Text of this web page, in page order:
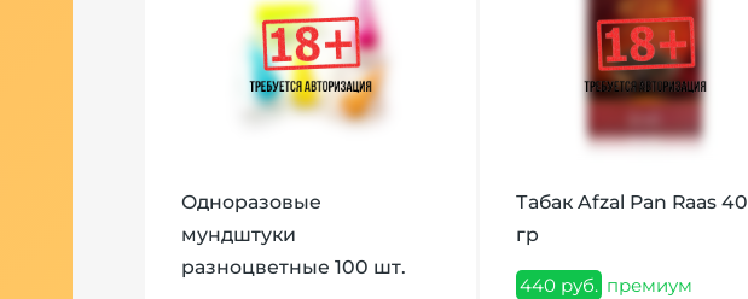
Одноразовые
мундштуки
разноцветные 100 шт.
Табак Afzal Pan Raas 40
гр
440 руб. премиум